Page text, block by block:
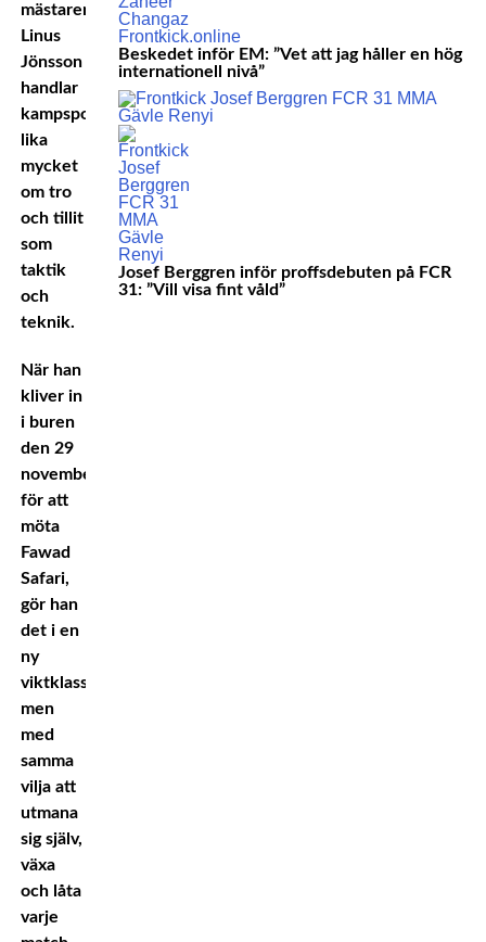
mästaren
Linus
Jönsson
handlar
kampsport
lika
mycket
om tro
och tillit
som
taktik
och
teknik.
När han
kliver in
i buren
den 29
november
för att
möta
Fawad
Safari,
gör han
det i en
ny
viktklass,
men
med
samma
vilja att
utmana
sig själv,
växa
och låta
varje
Beskedet inför EM: ”Vet att jag håller en hög
internationell nivå”
Josef Berggren inför proffsdebuten på FCR
31: ”Vill visa fint våld”